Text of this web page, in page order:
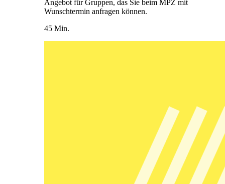
Angebot für Gruppen, das Sie beim MPZ mit
Wunschtermin anfragen können.
45 Min.